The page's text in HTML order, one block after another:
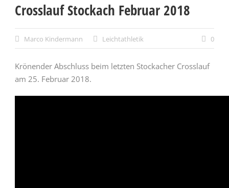
Crosslauf Stockach Februar 2018
Marco Kindermann Leichtathletik 0
Krönender Abschluss beim letzten Stockacher Crosslauf
am 25. Februar 2018.